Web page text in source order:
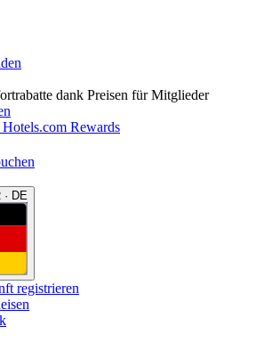
dank Preisen für Mitglieder
Rewards
· DE
registrieren